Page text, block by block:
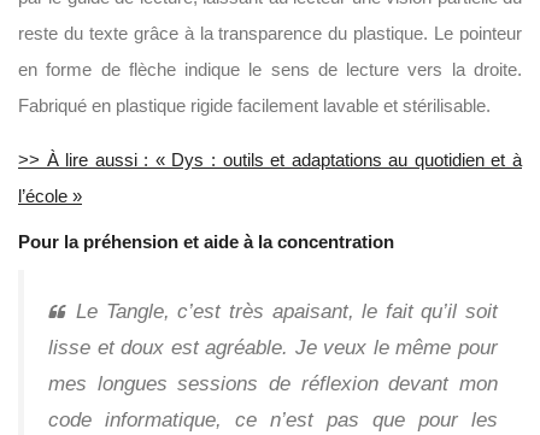
reste du texte grâce à la transparence du plastique. Le pointeur
en forme de flèche indique le sens de lecture vers la droite.
Fabriqué en plastique rigide facilement lavable et stérilisable.
>> À lire aussi : « Dys : outils et adaptations au quotidien et à
l’école »
Pour la préhension et aide à la concentration
Le Tangle, c’est très apaisant, le fait qu’il soit
lisse et doux est agréable. Je veux le même pour
mes longues sessions de réflexion devant mon
code informatique, ce n’est pas que pour les